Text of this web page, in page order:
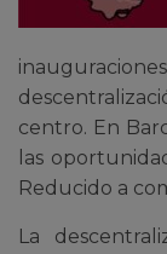
centro. En
las
Reducido a
La